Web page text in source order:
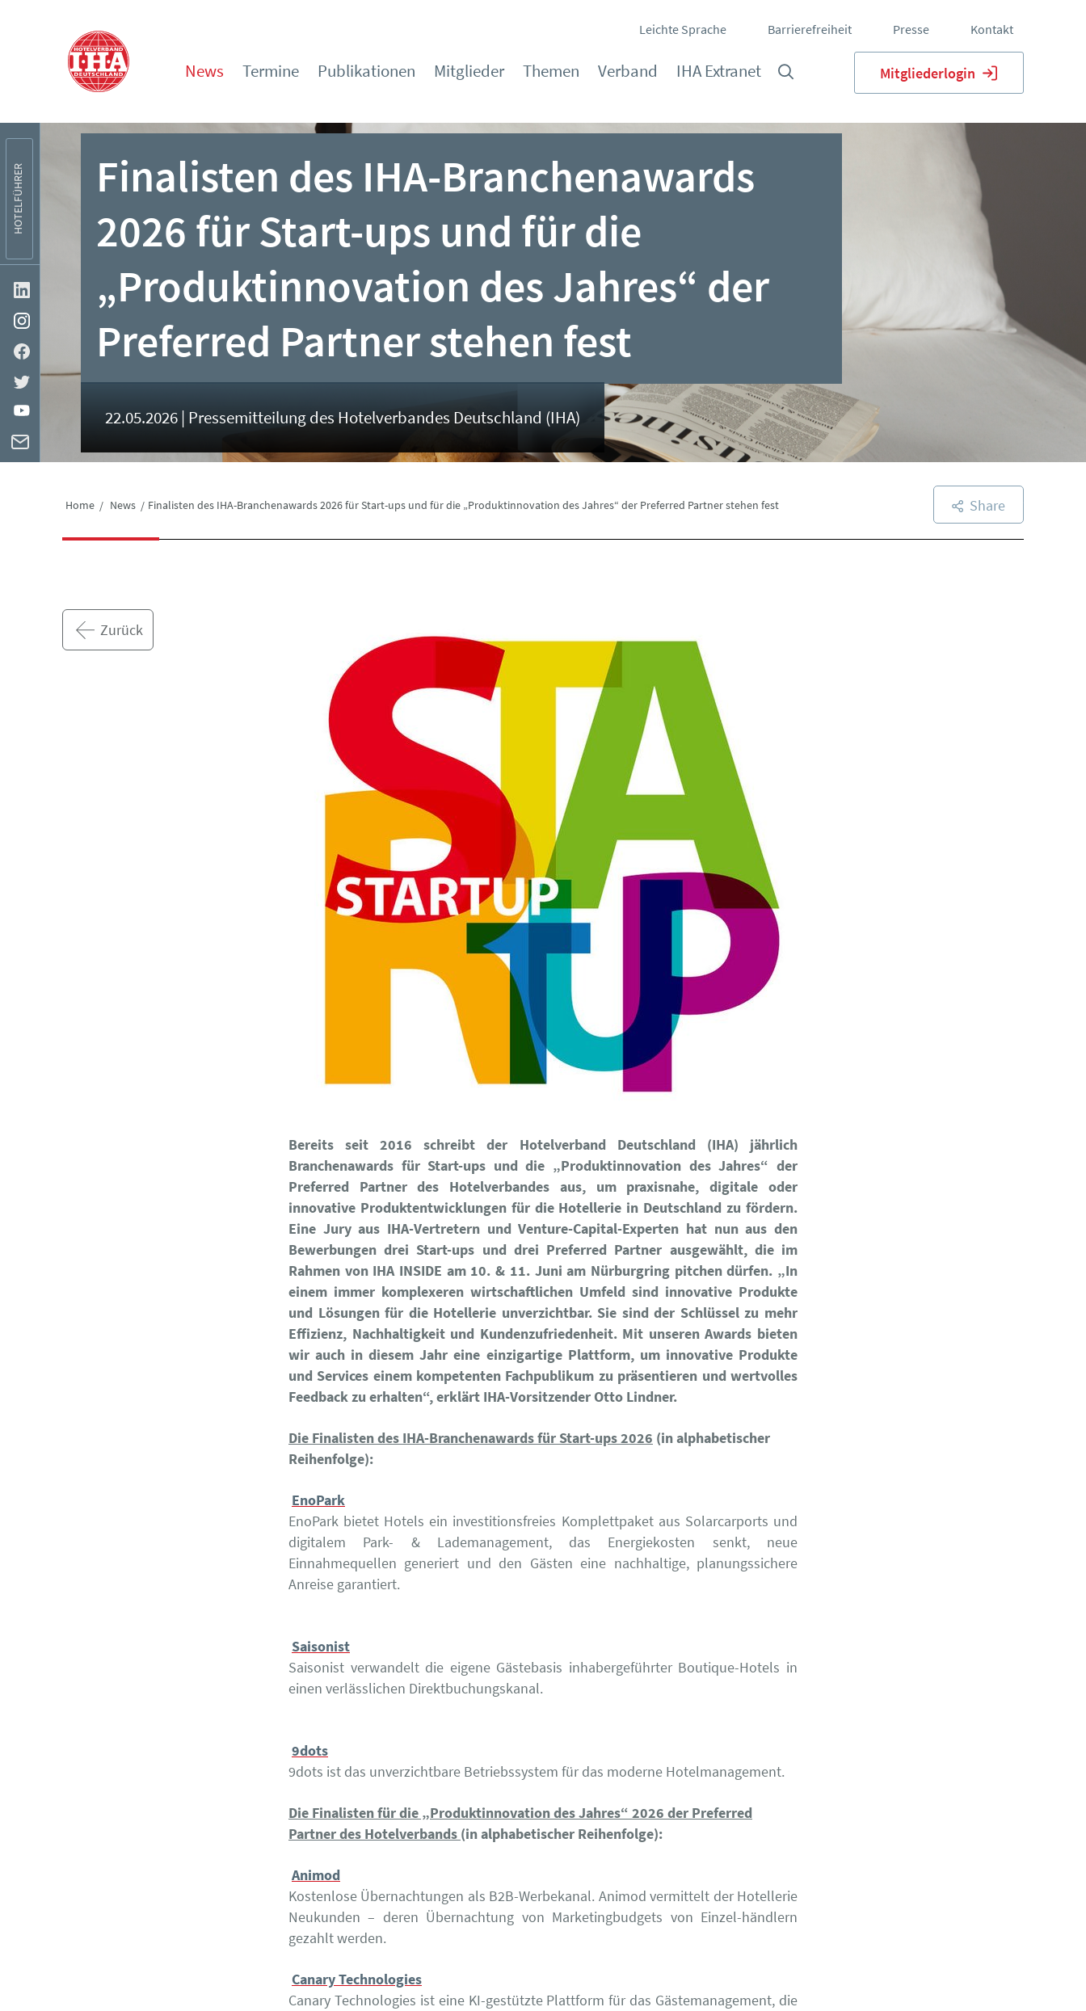
Leichte Sprache Barrierefreiheit Presse Kontakt
News Termine Publikationen Mitglieder Themen Verband IHA Extranet Mitgliederlogin
Finalisten des IHA-Branchenawards
2026 für Start-ups und für die
„Produktinnovation des Jahres“ der
Preferred Partner stehen fest
22.05.2026 | Pressemitteilung des Hotelverbandes Deutschland (IHA)
HOTELFÜHRER
Home News Finalisten des IHA-Branchenawards 2026 für Start-ups und für die „Produktinnovation des Jahres“ der Preferred Partner stehen fest Share
Zurück
Bereits seit 2016 schreibt der Hotelverband Deutschland (IHA) jährlich
Branchenawards für Start-ups und die „Produktinnovation des Jahres“ der
Preferred Partner des Hotelverbandes aus, um praxisnahe, digitale oder
innovative Produktentwicklungen für die Hotellerie in Deutschland zu fördern.
Eine Jury aus IHA-Vertretern und Venture-Capital-Experten hat nun aus den
Bewerbungen drei Start-ups und drei Preferred Partner ausgewählt, die im
Rahmen von IHA INSIDE am 10. & 11. Juni am Nürburgring pitchen dürfen. „In
einem immer komplexeren wirtschaftlichen Umfeld sind innovative Produkte
und Lösungen für die Hotellerie unverzichtbar. Sie sind der Schlüssel zu mehr
Effizienz, Nachhaltigkeit und Kundenzufriedenheit. Mit unseren Awards bieten
wir auch in diesem Jahr eine einzigartige Plattform, um innovative Produkte
und Services einem kompetenten Fachpublikum zu präsentieren und wertvolles
Feedback zu erhalten“, erklärt IHA-Vorsitzender Otto Lindner.
Die Finalisten des IHA-Branchenawards für Start-ups 2026 (in alphabetischer
Reihenfolge):
EnoPark
EnoPark bietet Hotels ein investitionsfreies Komplettpaket aus Solarcarports und
digitalem Park- & Lademanagement, das Energiekosten senkt, neue
Einnahmequellen generiert und den Gästen eine nachhaltige, planungssichere
Anreise garantiert.
Saisonist
Saisonist verwandelt die eigene Gästebasis inhabergeführter Boutique-Hotels in
einen verlässlichen Direktbuchungskanal.
9dots
9dots ist das unverzichtbare Betriebssystem für das moderne Hotelmanagement.
Die Finalisten für die „Produktinnovation des Jahres“ 2026 der Preferred
Partner des Hotelverbands (in alphabetischer Reihenfolge):
Animod
Kostenlose Übernachtungen als B2B-Werbekanal. Animod vermittelt der Hotellerie
Neukunden – deren Übernachtung von Marketingbudgets von Einzel-händlern
gezahlt werden.
Canary Technologies
Canary Technologies ist eine KI-gestützte Plattform für das Gästemanagement, die